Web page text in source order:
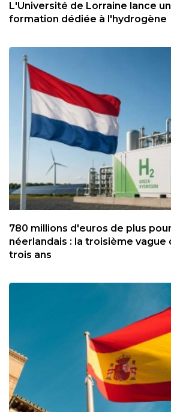
L'Université de Lorraine lance
formation dédiée à l'hydrogène
780 millions d'euros de plus
néerlandais : la troisième vague
trois ans